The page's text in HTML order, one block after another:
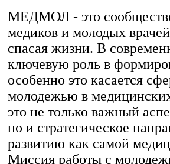
МЕДМОЛ - это
медиков и молодых
спасая жизни. В
ключевую роль в
особенно это касается
молодежью в
это не только важный
но и стратегическое
развитию как самой
Миссия работы с